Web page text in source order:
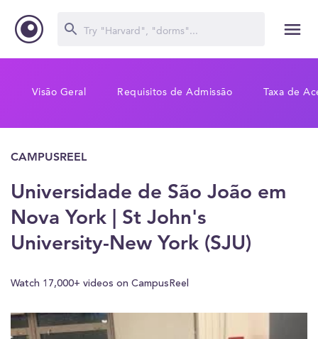
Visão Geral Requisitos de Admissão Taxa de
CAMPUSREEL
Universidade de São João em
Nova York | St John's
University-New York (SJU)
Watch 17,000+ videos on CampusReel